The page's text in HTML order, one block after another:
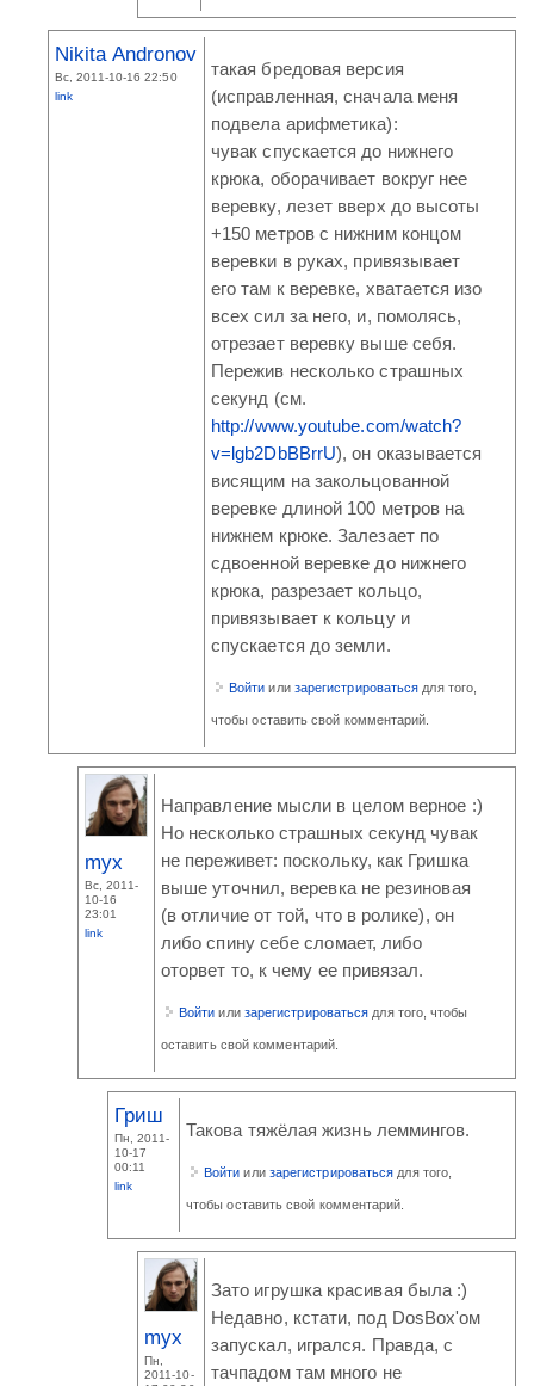
Nikita Andronov
Вс, 2011-10-16 22:50
link
такая бредовая версия
(исправленная, сначала меня
подвела арифметика):
чувак спускается до нижнего
крюка, оборачивает вокруг нее
веревку, лезет вверх до высоты
+150 метров с нижним концом
веревки в руках, привязывает
его там к веревке, хватается изо
всех сил за него, и, помолясь,
отрезает веревку выше себя.
Пережив несколько страшных
секунд (см.
http://www.youtube.com/watch?
v=lgb2DbBBrrU), он оказывается
висящим на закольцованной
веревке длиной 100 метров на
нижнем крюке. Залезает по
сдвоенной веревке до нижнего
крюка, разрезает кольцо,
привязывает к кольцу и
спускается до земли.
Войти или зарегистрироваться для того,
чтобы оставить свой комментарий.
myx
Вс, 2011-
10-16
23:01
link
Направление мысли в целом верное :)
Но несколько страшных секунд чувак
не переживет: поскольку, как Гришка
выше уточнил, веревка не резиновая
(в отличие от той, что в ролике), он
либо спину себе сломает, либо
оторвет то, к чему ее привязал.
Войти или зарегистрироваться для того, чтобы
оставить свой комментарий.
Гриш
Пн, 2011-
10-17
00:11
link
Такова тяжёлая жизнь леммингов.
Войти или зарегистрироваться для того,
чтобы оставить свой комментарий.
myx
Пн,
2011-10-
Зато игрушка красивая была :)
Недавно, кстати, под DosBox'ом
запускал, игрался. Правда, с
тачпадом там много не